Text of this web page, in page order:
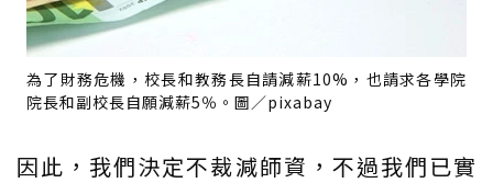
為了財務危機，校長和教務長自請減薪10%，也請求各學院
院長和副校長自願減薪5％。圖／pixabay
因此，我們決定不裁減師資，不過我們已實